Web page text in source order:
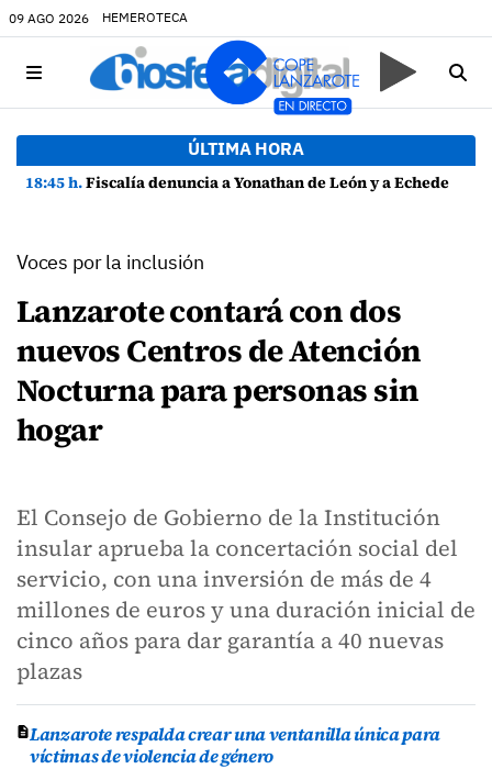
09 AGO 2026 HEMEROTECA
ÚLTIMA HORA
18:45 h.Fiscalía denuncia a Yonathan de León y a Echedey Eugenio por presuntas anomalías en contratos festivos
Voces por la inclusión
Lanzarote contará con dos
nuevos Centros de Atención
Nocturna para personas sin
hogar
El Consejo de Gobierno de la Institución
insular aprueba la concertación social del
servicio, con una inversión de más de 4
millones de euros y una duración inicial de
cinco años para dar garantía a 40 nuevas
plazas
Lanzarote respalda crear una ventanilla única para
víctimas de violencia de género